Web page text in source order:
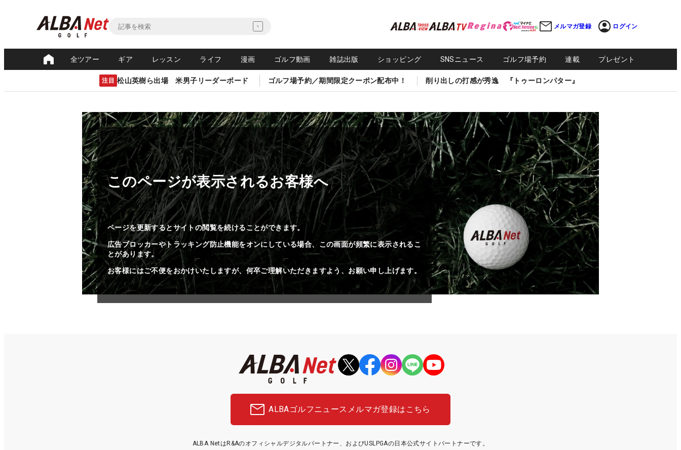
メルマガ登録 ログイン
全ツアー ギア レッスン ライフ 漫画 ゴルフ動画 雑誌出版 ショッピング SNSニュース ゴルフ場予約 連載 プレゼント
注目 松山英樹ら出場 米男子リーダーボード ゴルフ場予約／期間限定クーポン配布中！ 削り出しの打感が秀逸 『トゥーロンパター』
このページが表示されるお客様へ
ページを更新するとサイトの閲覧を続けることができます。
広告ブロッカーやトラッキング防止機能をオンにしている場合、この画面が頻繁に表示されるこ
とがあります。
お客様にはご不便をおかけいたしますが、何卒ご理解いただきますよう、お願い申し上げます。
ALBAゴルフニュース メルマガ登録はこちら
ALBA NetはR&Aのオフィシャルデジタルパートナー、およびUSLPGAの日本公式サイトパートナーです。